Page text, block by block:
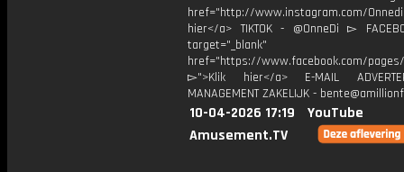
href="http://www.instagram.com/
hier</a> TIKTOK - @OnneDi ▻
target="_blank"
href="https://www.facebook.com/pages/
▻">Klik hier</a> E-MAIL
MANAGEMENT ZAKELIJK -
10-04-2026 17:19
YouTube
Amusement.TV